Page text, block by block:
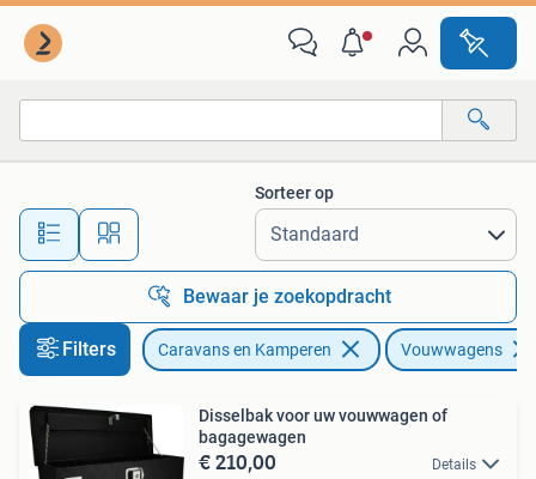
Alle afstanden…
Sorteer op
Bewaar je zoekopdracht
Filters Caravans en Kamperen Vouwwagens
Disselbak voor uw vouwwagen of
bagagewagen
€ 210,00 Details